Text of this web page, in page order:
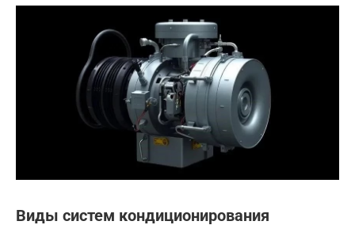
Виды систем кондиционирования